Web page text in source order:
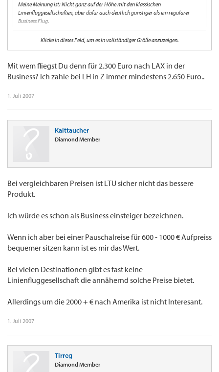
Meine Meinung ist: Nicht ganz auf der Höhe mit den klassischen
Linienfluggesellschaften, aber dafür auch deutlich günstiger als ein regulärer
Business Flug.
Deutlich? 250 Euro ist für den dort gebotenen Sitz im Vergleich zu "normalen"
ca. 2.300 all inc. nach LAX komme, dürfte LTU maximal die Hälfte kosten. Über 2000
sind jedoch definitiv das Geld nicht wert. Es mag ja individuelle Geschmacksache sein.
Aber ich gebe nicht mehr als EUR 1.000 für einen Langstreckenflug aus, bei dem ich auf
Klicke in dieses Feld, um es in vollständiger Größe anzuzeigen.
Mit wem fliegst Du denn für 2.300 Euro nach LAX in der
Business? Ich zahle bei LH in Z immer mindestens 2.650 Euro..
1. Juli 2007
Kalttaucher
Diamond Member
Bei vergleichbaren Preisen ist LTU sicher nicht das bessere
Produkt.
Ich würde es schon als Business einsteiger bezeichnen.
Wenn ich aber bei einer Pauschalreise für 600 - 1000 € Aufpreiss
bequemer sitzen kann ist es mir das Wert.
Bei vielen Destinationen gibt es fast keine
Linienfluggesellschaft die annähernd solche Preise bietet.
Allerdings um die 2000 + € nach Amerika ist nicht Interesant.
1. Juli 2007
Tirreg
Diamond Member